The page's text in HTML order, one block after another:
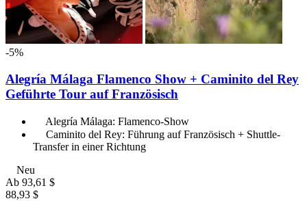
-5%
Alegría Málaga Flamenco Show + Caminito del Rey
Geführte Tour auf Französisch
Alegría Málaga: Flamenco-Show
Caminito del Rey: Führung auf Französisch + Shuttle-
Transfer in einer Richtung
Neu
Ab 93,61 $
88,93 $